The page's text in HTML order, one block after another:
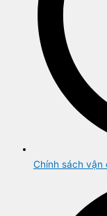
Chính sách vận